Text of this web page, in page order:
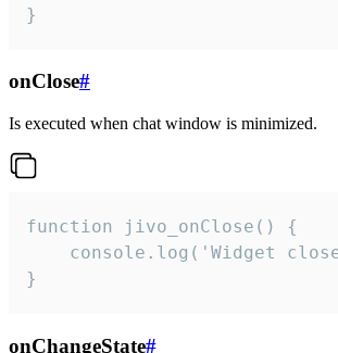
}
onClose#
Is executed when chat window is minimized.
function jivo_onClose() {
console.log('Widget
}
onChangeState#